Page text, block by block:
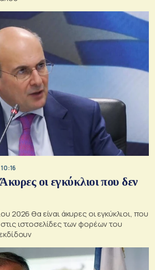
οι εγκύκλιοι που δεν
2026 θα είναι άκυρες οι εγκύκλιοι, που
ιστοσελίδες των φορέων του